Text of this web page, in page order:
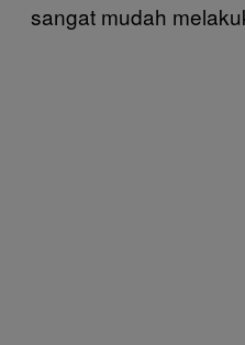
sangat mudah